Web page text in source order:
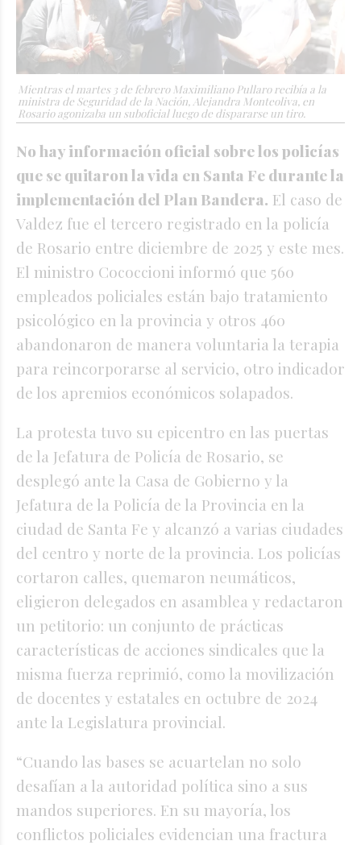
Mientras el martes 3 de febrero Maximiliano Pullaro recibía a la
ministra de Seguridad de la Nación, Alejandra Monteoliva, en
Rosario agonizaba un suboficial luego de dispararse un tiro.
No hay información oficial sobre los policías
que se quitaron la vida en Santa Fe durante la
implementación del Plan Bandera. El caso de
Valdez fue el tercero registrado en la policía
de Rosario entre diciembre de 2025 y este mes.
El ministro Cococcioni informó que 560
empleados policiales están bajo tratamiento
psicológico en la provincia y otros 460
abandonaron de manera voluntaria la terapia
para reincorporarse al servicio, otro indicador
de los apremios económicos solapados.
La protesta tuvo su epicentro en las puertas
de la Jefatura de Policía de Rosario, se
desplegó ante la Casa de Gobierno y la
Jefatura de la Policía de la Provincia en la
ciudad de Santa Fe y alcanzó a varias ciudades
del centro y norte de la provincia. Los policías
cortaron calles, quemaron neumáticos,
eligieron delegados en asamblea y redactaron
un petitorio: un conjunto de prácticas
características de acciones sindicales que la
misma fuerza reprimió, como la movilización
de docentes y estatales en octubre de 2024
ante la Legislatura provincial.
“Cuando las bases se acuartelan no solo
desafían a la autoridad política sino a sus
mandos superiores. En su mayoría, los
conflictos policiales evidencian una fractura